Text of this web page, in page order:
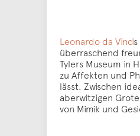
Leonardo da Vincis
überraschend
Tylers Museum in
zu Affekten und
lässt. Zwischen
aberwitzigen
von Mimik und